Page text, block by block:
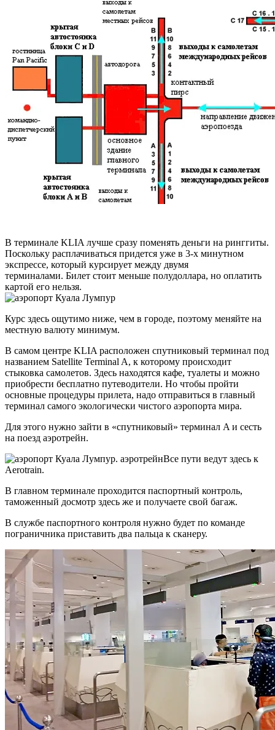
В терминале KLIA лучше сразу поменять деньги на ринггиты.
Поскольку расплачиваться придется уже в 3-х минутном
экспрессе, который курсирует между двумя
терминалами. Билет стоит меньше полудоллара, но оплатить
картой его нельзя.
Курс здесь ощутимо ниже, чем в городе, поэтому меняйте на
местную валюту минимум.
В самом центре KLIA расположен спутниковый терминал под
названием Satellite Terminal A, к которому происходит
стыковка самолетов. Здесь находятся кафе, туалеты и можно
приобрести бесплатно путеводители. Но чтобы пройти
основные процедуры прилета, надо отправиться в главный
терминал самого экологически чистого аэропорта мира.
Для этого нужно зайти в «спутниковый» терминал A и сесть
на поезд аэротрейн.
Все пути ведут здесь к
Aerotrain.
В главном терминале проходится паспортный контроль,
таможенный досмотр здесь же и получаете свой багаж.
В службе паспортного контроля нужно будет по команде
пограничника приставить два пальца к сканеру.